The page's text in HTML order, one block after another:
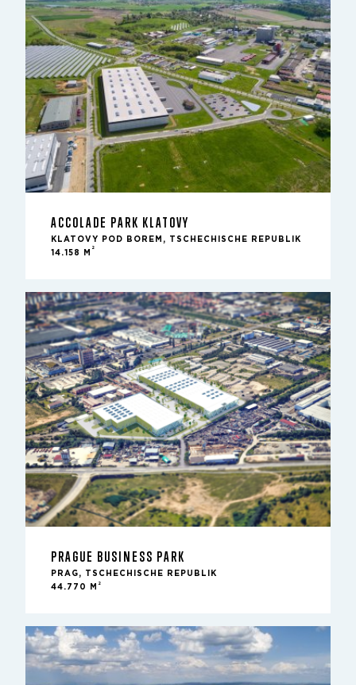
ACCOLADE PARK KLATOVY
KLATOVY POD BOREM, TSCHECHISCHE REPUBLIK
14.158 M
2
PRAGUE BUSINESS PARK
PRAG, TSCHECHISCHE REPUBLIK
44.770 M
2